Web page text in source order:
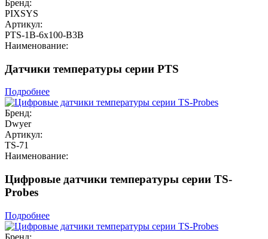
Бренд:
PIXSYS
Артикул:
PTS-1B-6x100-B3B
Наименование:
Датчики температуры серии PTS
Подробнее
Бренд:
Dwyer
Артикул:
TS-71
Наименование:
Цифровые датчики температуры серии TS-
Probes
Подробнее
Бренд: